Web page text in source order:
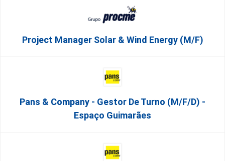
Project Manager Solar & Wind Energy (m/f)
Pans & Company - Gestor De Turno (m/f/d) -
Espaço Guimarães